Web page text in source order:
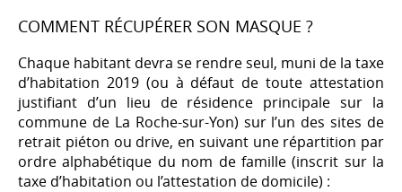
COMMENT RÉCUPÉRER SON MASQUE ?
Chaque habitant devra se rendre seul, muni de la taxe
d’habitation 2019 (ou à défaut de toute attestation
justifiant d’un lieu de résidence principale sur la
commune de La Roche-sur-Yon) sur l’un des sites de
retrait piéton ou drive, en suivant une répartition par
ordre alphabétique du nom de famille (inscrit sur la
taxe d’habitation ou l’attestation de domicile) :